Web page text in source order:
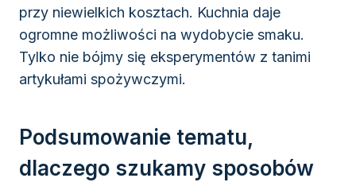
przy niewielkich kosztach. Kuchnia daje
ogromne możliwości na wydobycie smaku.
Tylko nie bójmy się eksperymentów z tanimi
artykułami spożywczymi.
Podsumowanie tematu,
dlaczego szukamy sposobów